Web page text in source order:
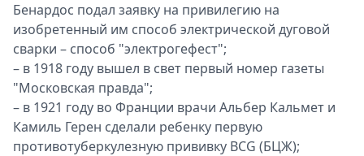
Бенардос подал заявку на привилегию на
изобретенный им способ электрической дуговой
сварки – способ "электрогефест";
– в 1918 году вышел в свет первый номер газеты
"Московская правда";
– в 1921 году во Франции врачи Альбер Кальмет и
Камиль Герен сделали ребенку первую
противотуберкулезную прививку BCG (БЦЖ);